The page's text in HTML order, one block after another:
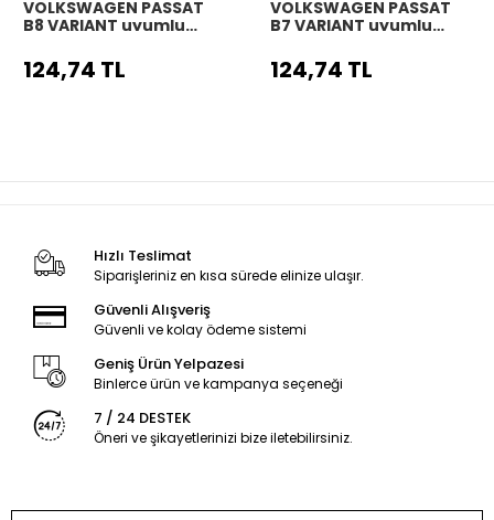
VOLKSWAGEN PASSAT
B8 VARIANT uyumlu
direksiyon kılıfı siyah
dikiş
124,74 TL
VOLKSWAGEN PASSAT
B7 VARIANT uyumlu
direksiyon kılıfı siyah
dikiş
124,74 TL
Hızlı Teslimat
Siparişleriniz en kısa sürede elinize ulaşır.
Güvenli Alışveriş
Güvenli ve kolay ödeme sistemi
Geniş Ürün Yelpazesi
Binlerce ürün ve kampanya seçeneği
7 / 24 DESTEK
Öneri ve şikayetlerinizi bize iletebilirsiniz.